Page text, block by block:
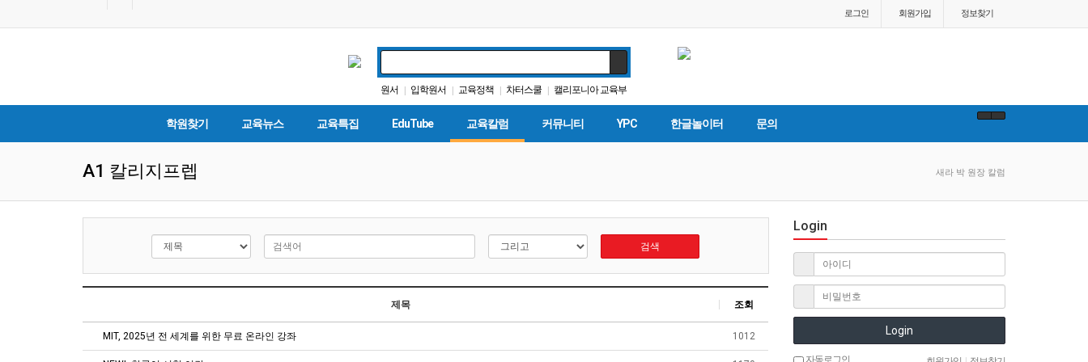
로그인 회원가입 정보찾기
원서 | 입학원서 | 교육정책 | 차터스쿨 | 캘리포니아 교육부
| DACA | 교육구 | 휴교 | 가주교육신문 | 매그닛 스쿨
학원찾기 교육뉴스 교육특집 EduTube 교육칼럼 커뮤니티 YPC 한글놀이터 문의
A1 칼리지프렙 새라 박 원장 칼럼
검색
제목 조회
MIT, 2025년 전 세계를 위한 무료 온라인 강좌 1012
Login
Login
자동로그인